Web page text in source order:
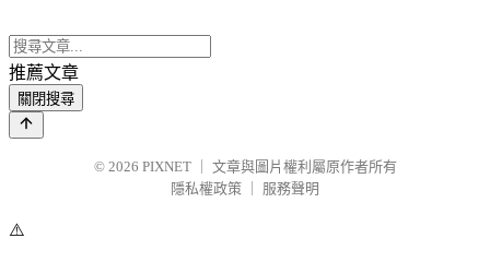
推薦文章
關閉搜尋
© 2026 PIXNET
文章與圖片權利屬原作者所有
隱私權政策
服務聲明
⚠️